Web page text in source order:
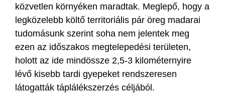
közvetlen környéken maradtak. Meglepő, hogy a
legközelebb költő territoriális pár öreg madarai
tudomásunk szerint soha nem jelentek meg
ezen az időszakos megtelepedési területen,
holott az ide mindössze 2,5-3 kilométernyire
lévő kisebb tardi gyepeket rendszeresen
látogatták táplálékszerzés céljából.